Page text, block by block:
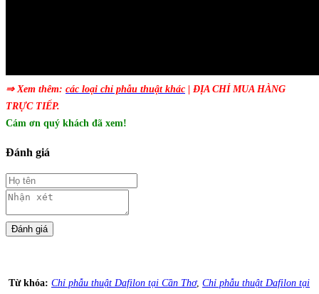
⇒ Xem thêm: các loại chỉ phẫu thuật khác | ĐỊA CHỈ MUA HÀNG
TRỰC TIẾP.
Cám ơn quý khách đã xem!
Đánh giá
Từ khóa: Chỉ phẫu thuật Dafilon tại Cần Thơ, Chỉ phẫu thuật Dafilon tại